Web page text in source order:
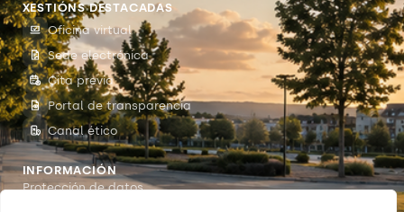
XESTIÓNS DESTACADAS
Oficina virtual
Sede electrónica
Cita previa
Portal de transparencia
Canal ético
INFORMACIÓN
Protección de datos